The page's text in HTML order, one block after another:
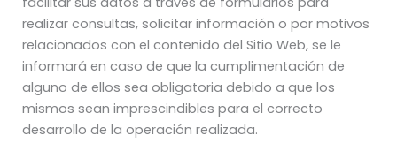
realizar consultas, solicitar información o por motivos
relacionados con el contenido del Sitio Web, se le
informará en caso de que la cumplimentación de
alguno de ellos sea obligatoria debido a que los
mismos sean imprescindibles para el correcto
desarrollo de la operación realizada.